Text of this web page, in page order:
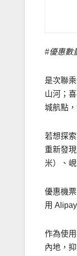
#優惠數
是次聯
山河；
城航點
若想探
重新發
米）、
優惠機
用
作為使
內地，